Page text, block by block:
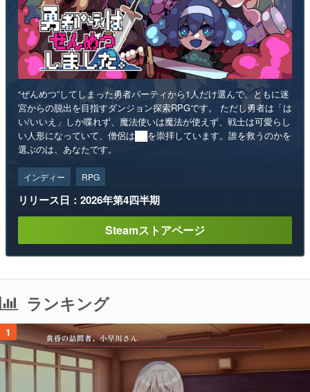
“ぜんめつ”してしまった勇者パーティから1人だけ選んで、ともに迷
宮からの脱出を目指すダンジョン探索RPGです。 ただし勇者は「は
い/いいえ」しか喋れず、魔法使いは魔法が使えず、戦士は可愛らし
い人形になっていて、僧侶は██を崇拝しています。誰を救うのかを
選ぶのは、あなたです。
インディー RPG
リリース日：2026年第4四半期
Steamストアページ
ランキング
1